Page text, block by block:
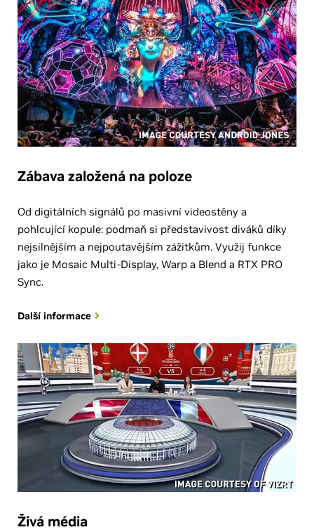
Zábava založená na poloze
Od digitálních signálů po masivní videostěny a
pohlcující kopule: podmaň si představivost diváků díky
nejsilnějším a nejpoutavějším zážitkům. Využij funkce
jako je Mosaic Multi-Display, Warp a Blend a RTX PRO
Sync.
Další informace
Živá média